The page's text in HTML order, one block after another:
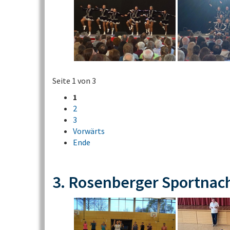
Seite 1 von 3
1
2
3
Vorwärts
Ende
3. Rosenberger